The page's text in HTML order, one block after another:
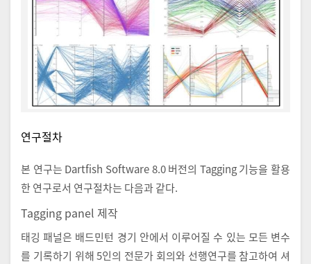
연구절차
본 연구는 Dartfish Software 8.0 버전의 Tagging 기능을 활용
한 연구로서 연구절차는 다음과 같다.
Tagging panel 제작
태깅 패널은 배드민턴 경기 안에서 이루어질 수 있는 모든 변수
를 기록하기 위해 5인의 전문가 회의와 선행연구를 참고하여 셔